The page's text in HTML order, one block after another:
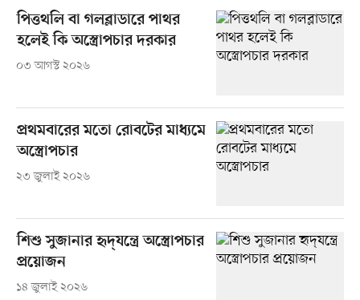
পিত্তথলি বা গলব্লাডারে পাথর
হলেই কি অস্ত্রোপচার দরকার
০৩ আগস্ট ২০২৬
প্রথমবারের মতো রোবটের মাধ্যমে
অস্ত্রোপচার
২৩ জুলাই ২০২৬
শিশু সুজানার হৃদ্‌যন্ত্রে অস্ত্রোপচার
প্রয়োজন
১৪ জুলাই ২০২৬